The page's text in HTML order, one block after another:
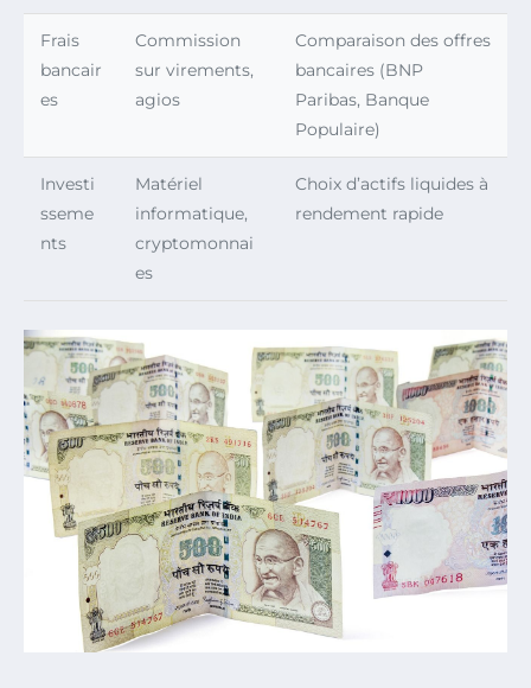
Frais
bancair
es
Commission
sur virements,
agios
Comparaison des offres
bancaires (BNP
Paribas, Banque
Populaire)
Investi
sseme
nts
Matériel
informatique,
cryptomonnai
es
Choix d’actifs liquides à
rendement rapide